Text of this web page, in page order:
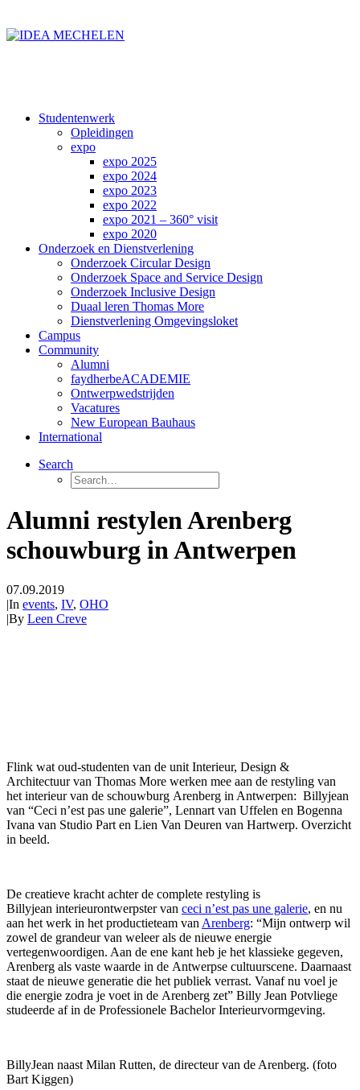
Studentenwerk
Opleidingen
expo
expo 2025
expo 2024
expo 2023
expo 2022
expo 2021 – 360° visit
expo 2020
Onderzoek en Dienstverlening
Onderzoek Circular Design
Onderzoek Space and Service Design
Onderzoek Inclusive Design
Duaal leren Thomas More
Dienstverlening Omgevingsloket
Campus
Community
Alumni
faydherbeACADEMIE
Ontwerpwedstrijden
Vacatures
New European Bauhaus
International
Search
Alumni restylen Arenberg
schouwburg in Antwerpen
07.09.2019
|In events, IV, OHO
|By Leen Creve
Flink wat oud-studenten van de unit Interieur, Design &
Architectuur van Thomas More werken mee aan de restyling van
het interieur van de schouwburg Arenberg in Antwerpen: Billyjean
van “Ceci n’estpas une galerie”, Lennart van Uffelen en Bogenna
Ivana van Studio Part en Lien Van Deuren van Hartwerp. Overzicht
in beeld.
De creatieve kracht achter de complete restyling is
Billyjean interieurontwerpstervan ceci n’est pas une galerie, en nu
aan het werk in het productieteam vanArenberg: “Mijn ontwerp wil
zowel de grandeur van weleer als de nieuwe energie
vertegenwoordigen. Aan de ene kant heb je het klassieke gegeven,
Arenberg als vaste waarde in de Antwerpse cultuurscene. Daarnaast
staat de nieuwe generatie die het publiek verrast. Vanaf nu voel je
die energie zodra je voet in de Arenberg zet” Billy Jean Potvliege
studeerde af in de Professionele Bachelor Interieurvormgeving.
BillyJean naast Milan Rutten, de directeur van de Arenberg. (foto
Bart Kiggen)